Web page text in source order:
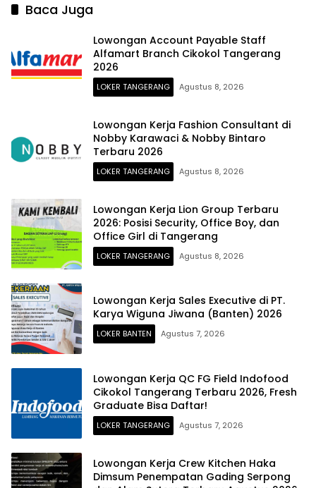
Baca Juga
Lowongan Account Payable Staff
Alfamart Branch Cikokol Tangerang
2026
LOKER TANGERANG Agustus 8, 2026
Lowongan Kerja Fashion Consultant di
Nobby Karawaci & Nobby Bintaro
Terbaru 2026
LOKER TANGERANG Agustus 8, 2026
Lowongan Kerja Lion Group Terbaru
2026: Posisi Security, Office Boy, dan
Office Girl di Tangerang
LOKER TANGERANG Agustus 8, 2026
Lowongan Kerja Sales Executive di PT.
Karya Wiguna Jiwana (Banten) 2026
LOKER BANTEN Agustus 7, 2026
Lowongan Kerja QC FG Field Indofood
Cikokol Tangerang Terbaru 2026, Fresh
Graduate Bisa Daftar!
LOKER TANGERANG Agustus 7, 2026
Lowongan Kerja Crew Kitchen Haka
Dimsum Penempatan Gading Serpong